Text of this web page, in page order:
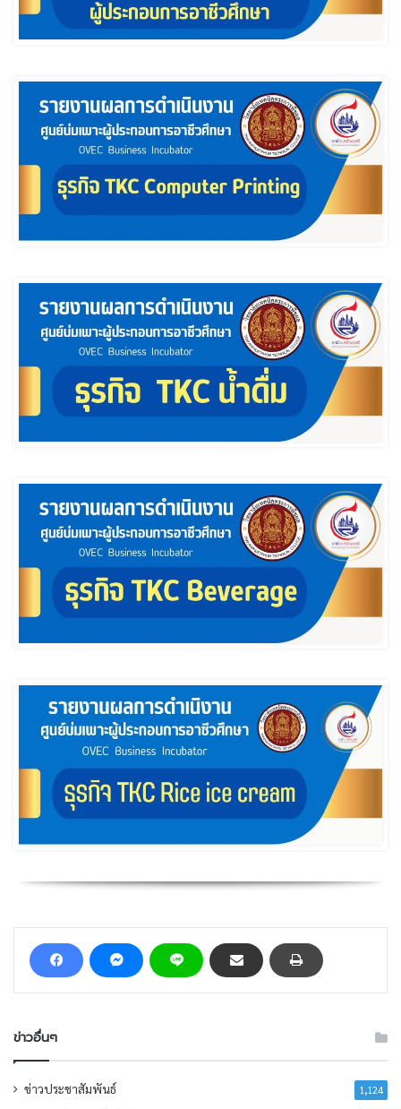
ข่าวอื่นๆ
ข่าวประชาสัมพันธ์ 1,124